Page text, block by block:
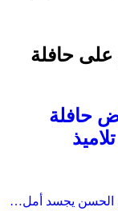
على حافلة
حافلة
الحسن يجسد أمل…